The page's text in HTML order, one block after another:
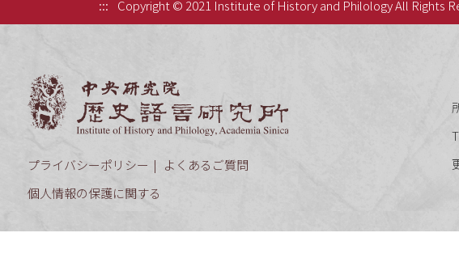
::: Copyright © 2021 Institute of History and Philology All Rights
プライバシーポリシー
よくあるご質問
個人情報の保護に関する